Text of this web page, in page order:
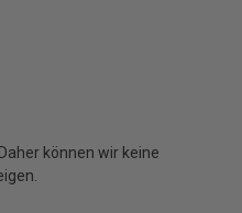
können wir keine